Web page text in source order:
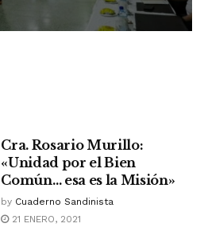
Cra. Rosario Murillo:
«Unidad por el Bien
Común… esa es la Misión»
by Cuaderno Sandinista
21 ENERO, 2021